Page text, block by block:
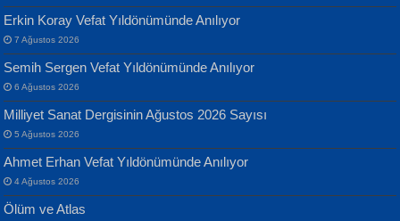
ATİLLA ÖZEN
Sultan Olmadan Önce Eyüp...
Banu Sancak
Defterimden İçeri...
Erkin Koray Vefat Yıldönümünde Anılıyor
7 Ağustos 2026
Semih Sergen Vefat Yıldönümünde Anılıyor
6 Ağustos 2026
Milliyet Sanat Dergisinin Ağustos 2026 Sayısı
5 Ağustos 2026
Ahmet Erhan Vefat Yıldönümünde Anılıyor
4 Ağustos 2026
Ölüm ve Atlas